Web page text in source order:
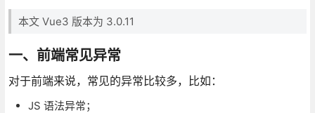
本文 Vue3 版本为 3.0.11
一、前端常见异常
对于前端来说，常见的异常比较多，比如：
JS 语法异常；